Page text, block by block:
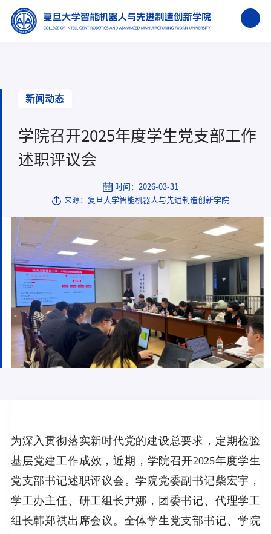
新闻动态
学院召开2025年度学生党支部工作
述职评议会
时间：2026-03-31
来源：复旦大学智能机器人与先进制造创新学院
为深入贯彻落实新时代党的建设总要求，定期检验
基层党建工作成效，近期，学院召开2025年度学生
党支部书记述职评议会。学院党委副书记柴宏宇，
学工办主任、研工组长尹娜，团委书记、代理学工
组长韩郑祺出席会议。全体学生党支部书记、学院